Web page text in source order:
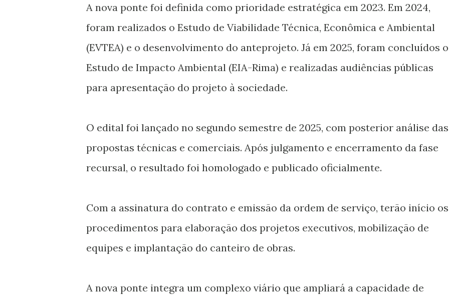
A nova ponte foi definida como prioridade estratégica em 2023. Em 2024,
foram realizados o Estudo de Viabilidade Técnica, Econômica e Ambiental
(EVTEA) e o desenvolvimento do anteprojeto. Já em 2025, foram concluídos o
Estudo de Impacto Ambiental (EIA-Rima) e realizadas audiências públicas
para apresentação do projeto à sociedade.
O edital foi lançado no segundo semestre de 2025, com posterior análise das
propostas técnicas e comerciais. Após julgamento e encerramento da fase
recursal, o resultado foi homologado e publicado oficialmente.
Com a assinatura do contrato e emissão da ordem de serviço, terão início os
procedimentos para elaboração dos projetos executivos, mobilização de
equipes e implantação do canteiro de obras.
A nova ponte integra um complexo viário que ampliará a capacidade de